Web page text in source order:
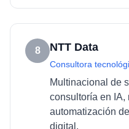
8 NTT Data
Consultora
Multinacional de
consultoría en IA,
automatización
digital.